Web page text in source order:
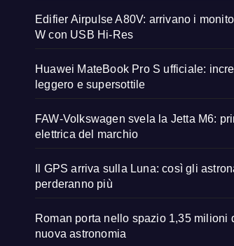
Edifier Airpulse A80V: arrivano i
W con USB Hi-Res
Huawei MateBook Pro S ufficiale:
leggero e supersottile
FAW-Volkswagen svela la Jetta M6:
elettrica del marchio
Il GPS arriva sulla Luna: così gli
perderanno più
Roman porta nello spazio 1,35 milioni
nuova astronomia